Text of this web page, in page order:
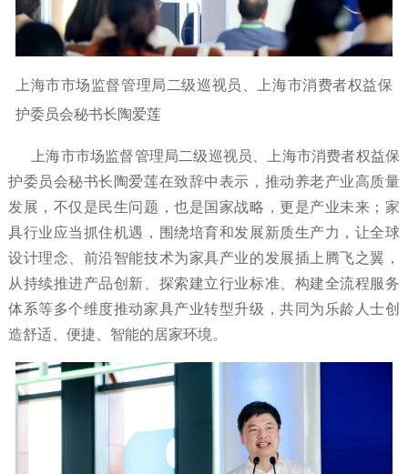
上海市市场监督管理局二级巡视员、上海市消费者权益保
护委员会秘书长陶爱莲
上海市市场监督管理局二级巡视员、上海市消费者权益保
护委员会秘书长陶爱莲在致辞中表示，推动养老产业高质量
发展，不仅是民生问题，也是国家战略，更是产业未来；家
具行业应当抓住机遇，围绕培育和发展新质生产力，让全球
设计理念、前沿智能技术为家具产业的发展插上腾飞之翼，
从持续推进产品创新、探索建立行业标准、构建全流程服务
体系等多个维度推动家具产业转型升级，共同为乐龄人士创
造舒适、便捷、智能的居家环境。